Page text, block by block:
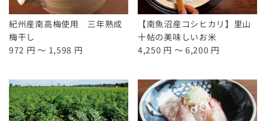
紀州産南高梅使用 三年熟成
梅干し
972 円 ～ 1,598 円
【南魚沼産コシヒカリ】里山
十帖の美味しいお米
4,250 円 ～ 6,200 円